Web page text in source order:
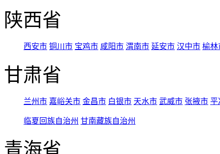
陕西省
西安市 铜川市 宝鸡市 咸阳市 渭南市 延安市 汉中市 榆林
甘肃省
兰州市 嘉峪关市 金昌市 白银市 天水市 武威市 张掖市 平
临夏回族自治州 甘南藏族自治州
青海省